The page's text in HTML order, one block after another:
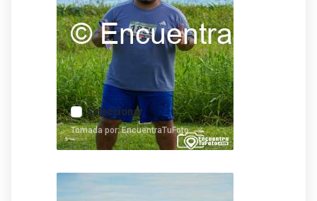
Seleccionar
Tomada por: EncuentraTuFoto